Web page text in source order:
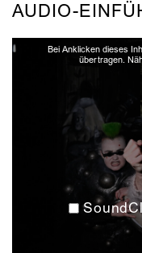
AUDIO-
Bei Anklicken dieses
übertragen.